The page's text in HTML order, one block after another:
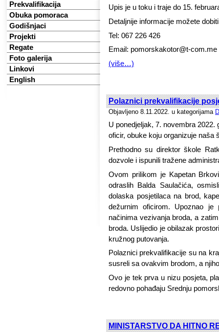
Prekvalifikacija
Obuka pomoraca
Godišnjaci
Projekti
Regate
Foto galerija
Linkovi
English
Upis je u toku i traje do 15.
Detaljnije informacije možete
Tel: 067 226 426
Email: pomorskakotor@t-com.me
(više…)
Polaznici prekvalifikacije
Objavljeno 8.11.2022. u kategorijama
U ponedjeljak, 7. novembra
oficir, obuke koju organizuje naša
Prethodno su direktor škole
dozvole i ispunili tražene
Ovom prilikom je Kapetan
odraslih Balda Saulačića,
dolaska posjetilaca na brod,
dežurnim oficirom. Upoznao
načinima vezivanja broda, a
broda. Uslijedio je obilazak
kružnog putovanja.
Polaznici prekvalifikacije su na
susreli sa ovakvim brodom, a
Ovo je tek prva u nizu posjeta,
redovno pohađaju Srednju
MINISTARSTVO DA HITNO